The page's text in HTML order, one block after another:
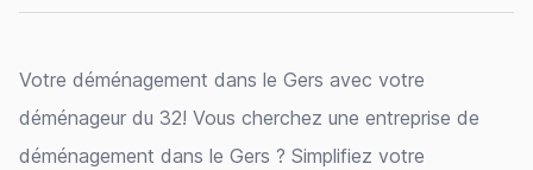
Votre déménagement dans le Gers avec votre
déménageur du 32! Vous cherchez une entreprise de
déménagement dans le Gers ? Simplifiez votre